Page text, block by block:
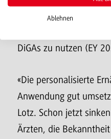
Befragung vom
DiGAs zu nutzen (EY
«Die personalisierte
Anwendung gut
Lotz. Schon jetzt
Ärzten, die
Ablehnen